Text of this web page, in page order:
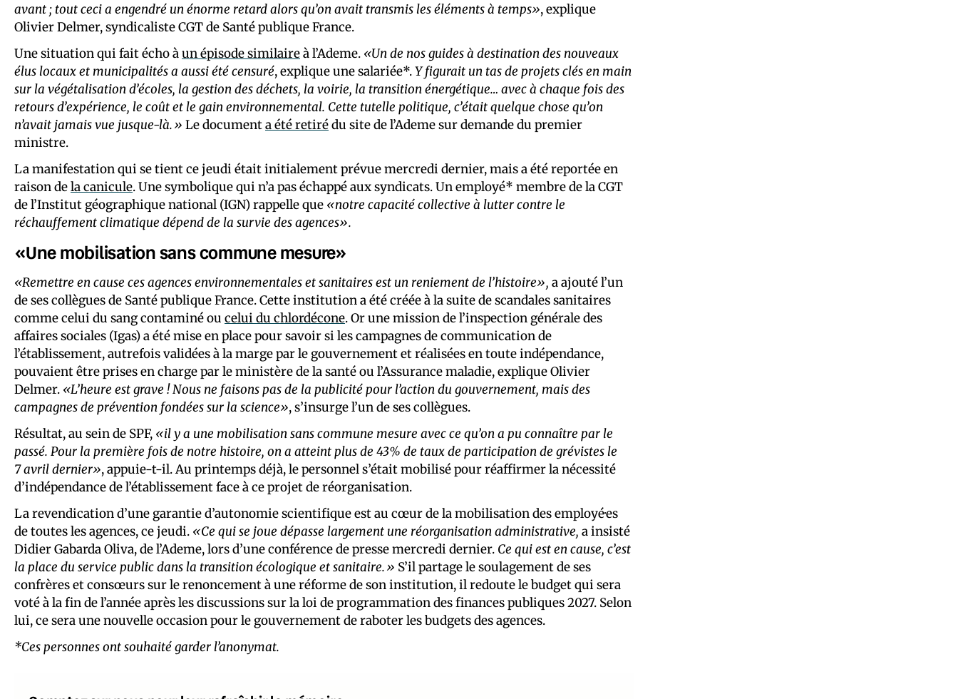
avant ; tout ceci a engendré un énorme retard alors qu’on avait transmis les éléments à temps», explique
Olivier Delmer, syndicaliste CGT de Santé publique France.
Une situation qui fait écho àun épisode similaireà l’Ademe. «Un de nos guides à destination des nouveaux
élus locaux et municipalités a aussi été censuré, explique une salariée*.Y figurait un tas de projets clés en main
sur la végétalisation d’écoles, la gestion des déchets, la voirie, la transition énergétique… avec à chaque fois des
retours d’expérience, le coût et le gain environnemental. Cette tutelle politique, c’était quelque chose qu’on
n’avait jamais vue jusque-là.» Le documenta été retirédu site de l’Ademe sur demande du premier
ministre.
La manifestation qui se tient ce jeudi était initialement prévue mercredi dernier, mais a été reportée en
raison delacanicule. Une symbolique qui n’a pas échappé aux syndicats. Un employé* membre de la CGT
de l’Institut géographique national (IGN) rappelle que «notre capacité collective à lutter contre le
réchauffement climatique dépend de la survie des agences».
«Une mobilisation sans commune mesure»
«Remettre en cause ces agences environnementales et sanitaires est un reniement de l’histoire», a ajouté l’un
de ses collègues de Santé publique France. Cette institution a été créée à la suite de scandales sanitaires
comme celui du sang contaminé ou celui du chlordécone. Or une mission de l’inspection générale des
affaires sociales (Igas) a été mise en place pour savoir si les campagnes de communication de
l’établissement, autrefois validées à la marge par le gouvernement et réalisées en toute indépendance,
pouvaient être prises en charge par le ministère de la santé ou l’Assurance maladie, explique Olivier
Delmer. «L’heure est grave ! Nous ne faisons pas de la publicité pour l’action du gouvernement, mais des
campagnes de prévention fondées sur la science», s’insurge l’un de ses collègues.
Résultat, au sein de SPF, «il y a une mobilisation sans commune mesure avec ce qu’on a pu connaître par le
passé. Pour la première fois de notre histoire, on a atteint plus de 43% de taux de participation de grévistes le
7 avril dernier», appuie-t-il. Au printemps déjà, le personnel s’était mobilisé pour réaffirmer la nécessité
d’indépendance de l’établissement face à ce projet de réorganisation.
La revendication d’une garantie d’autonomie scientifique est au cœur de la mobilisation des employé·es
de toutes les agences, ce jeudi. «Ce qui se joue dépasse largement une réorganisation administrative, a insisté
Didier Gabarda Oliva, de l’Ademe, lors d’une conférence de presse mercredi dernier. Ce qui est en cause, c’est
la place du service public dans la transition écologique et sanitaire.» S’il partage le soulagement de ses
confrères et consœurs sur le renoncement à une réforme de son institution, il redoute le budget qui sera
voté à la fin de l’année après les discussions sur la loi de programmation des finances publiques 2027. Selon
lui, ce sera une nouvelle occasion pour le gouvernement de raboter les budgets des agences.
*Ces personnes ont souhaité garder l’anonymat.